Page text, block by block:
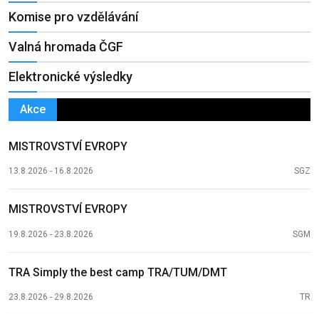
Komise pro vzdělávání
Valná hromada ČGF
Elektronické výsledky
Akce
MISTROVSTVÍ EVROPY
13.8.2026 - 16.8.2026 SGZ
MISTROVSTVÍ EVROPY
19.8.2026 - 23.8.2026 SGM
TRA Simply the best camp TRA/TUM/DMT
23.8.2026 - 29.8.2026 TR